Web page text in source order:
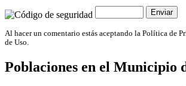
Al hacer un comentario estás aceptando la Política de
de Uso.
Poblaciones en el Municipio